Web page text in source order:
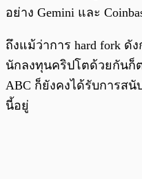
อย่าง Gemini และ
ถึงแม้ว่าการ hard fork ดั
นักลงทุนคริปโตด้วยกันก็
ABC ก็ยังคงได้รับการส
นี้อยู่